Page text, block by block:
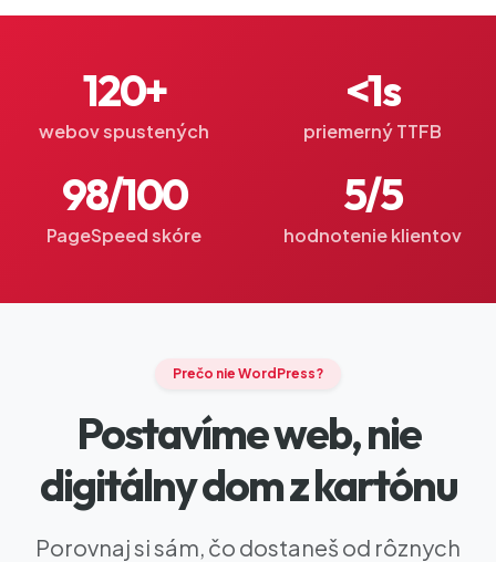
120+
webov spustených
<1s
priemerný TTFB
98/100
PageSpeed skóre
5/5
hodnotenie klientov
Prečo nie WordPress?
Postavíme web,nie
digitálny dom z kartónu
Porovnaj si sám, čo dostaneš od rôznych